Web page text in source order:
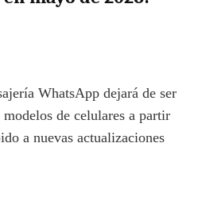
WhatsApp dejará de ser
de celulares a partir
a nuevas actualizaciones